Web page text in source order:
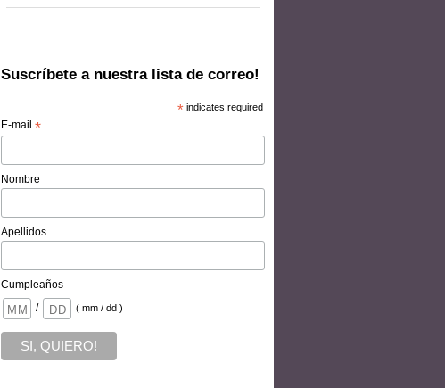
Suscríbete a nuestra lista de correo!
*indicates required
E-mail*
Nombre
Apellidos
Cumpleaños
/
( mm / dd )